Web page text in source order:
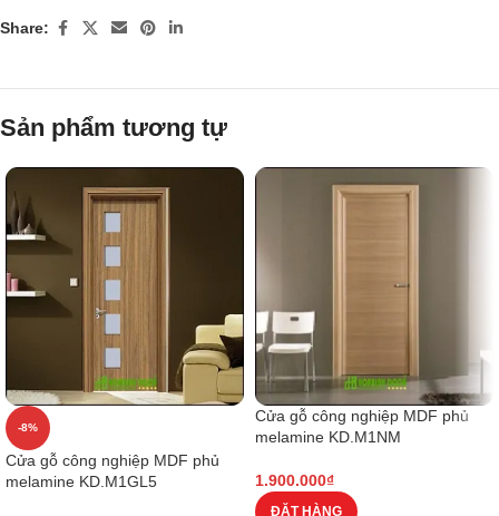
Share:
Sản phẩm tương tự
-8%
Cửa gỗ công nghiệp MDF phủ
melamine KD.M1GL5
Cửa gỗ công nghiệp MDF phủ
melamine KD.M1NM
1.900.000₫
ĐẶT HÀNG